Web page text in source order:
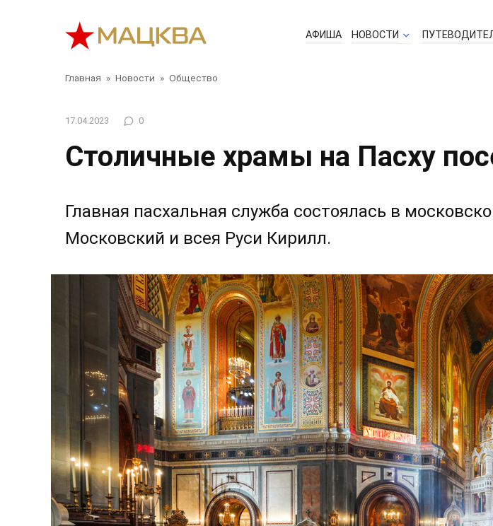
АФИША НОВОСТИ
Главная » Новости » Общество
17.04.2023 0
Столичные храмы на Пасху
Главная пасхальная служба состоялась в
Московский и всея Руси Кирилл.